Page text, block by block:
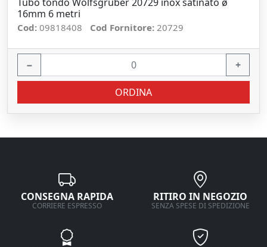
16mm 6 metri
Cod: 09818408 Cod Fornitore: 20729
− +
ORDINA
CONSEGNA RAPIDA
CORRIERE ESPRESSO
RITIRO IN NEGOZIO
SENZA SPESE DI SPEDIZIONE